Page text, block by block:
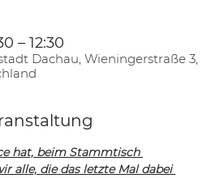
– 12:30
Dachau, Wieningerstraße 3,
hat, beim Stammtisch
alle, die das letzte Mal dabei